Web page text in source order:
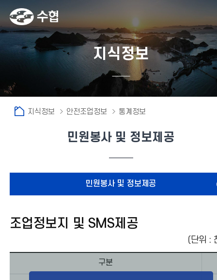
지식정보
지식정보 안전조업정보 통계정보
민원봉사 및 정보제공
fnctId=sitemenu,menuViewType=tab
민원봉사 및 정보제공
조업정보지 및 SMS제공
(단위 :
구분